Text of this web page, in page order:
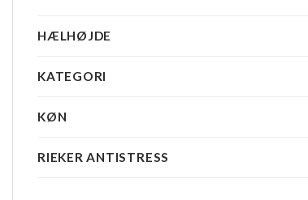
HÆLHØJDE
KATEGORI
KØN
RIEKER ANTISTRESS